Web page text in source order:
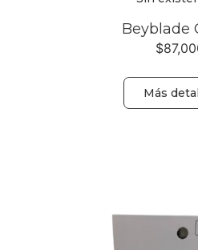
Beyblade
$
Más